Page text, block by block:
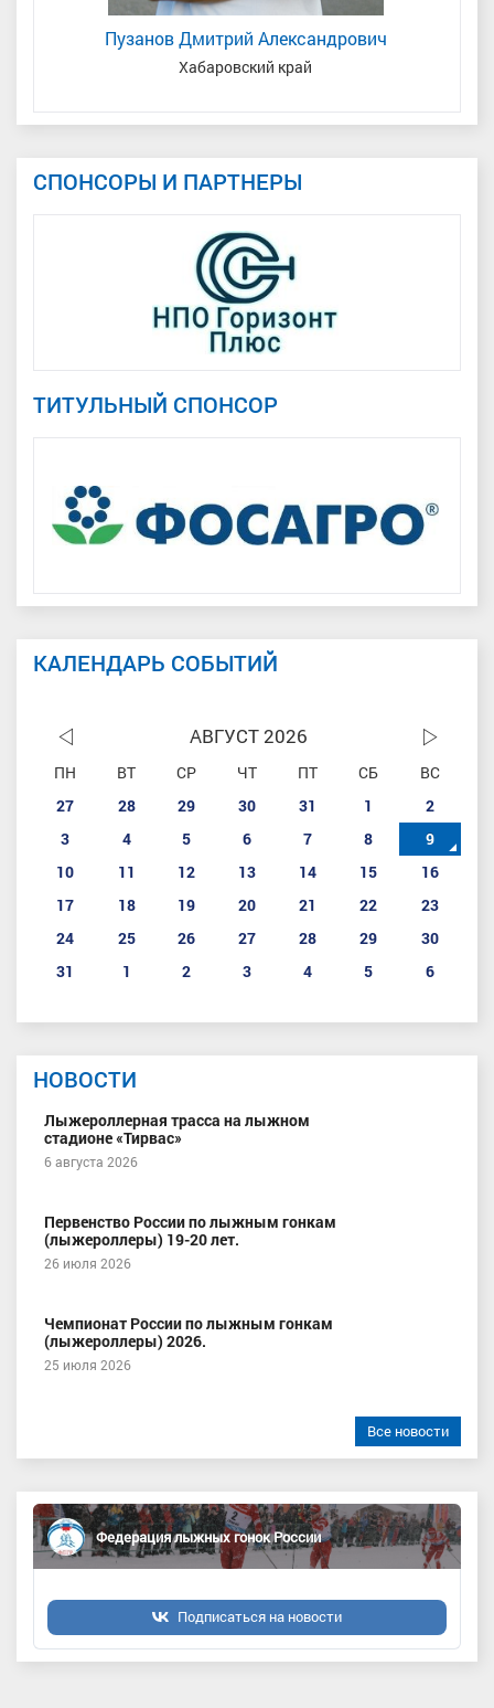
Пузанов Дмитрий Александрович
Хабаровский край
СПОНСОРЫ И ПАРТНЕРЫ
ТИТУЛЬНЫЙ СПОНСОР
КАЛЕНДАРЬ СОБЫТИЙ
АВГУСТ 2026
ПН ВТ СР ЧТ ПТ СБ
ВС
27
28 29 30 31 1
2
3
4 5 6 7 8
9
10
11 12 13 14 15
16
17
18 19 20 21 22
23
24
25 26 27 28 29
30
31
1 2 3 4 5 6
НОВОСТИ
Лыжероллерная трасса на лыжном
стадионе «Тирвас»
6 августа 2026
Первенство России по лыжным гонкам
(лыжероллеры) 19-20 лет.
26 июля 2026
Чемпионат России по лыжным гонкам
(лыжероллеры) 2026.
25 июля 2026
Все новости
Федерация лыжных гонок России
Подписаться на новости